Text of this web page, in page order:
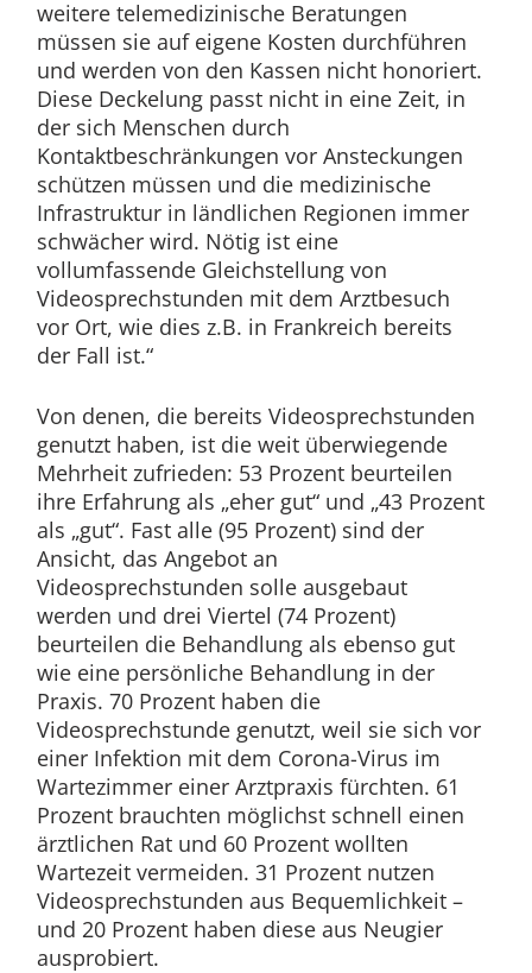
weitere telemedizinische Beratungen
müssen sie auf eigene Kosten durchführen
und werden von den Kassen nicht honoriert.
Diese Deckelung passt nicht in eine Zeit, in
der sich Menschen durch
Kontaktbeschränkungen vor Ansteckungen
schützen müssen und die medizinische
Infrastruktur in ländlichen Regionen immer
schwächer wird. Nötig ist eine
vollumfassende Gleichstellung von
Videosprechstunden mit dem Arztbesuch
vor Ort, wie dies z.B. in Frankreich bereits
der Fall ist.“
Von denen, die bereits Videosprechstunden
genutzt haben, ist die weit überwiegende
Mehrheit zufrieden: 53 Prozent beurteilen
ihre Erfahrung als „eher gut“ und „43 Prozent
als „gut“. Fast alle (95 Prozent) sind der
Ansicht, das Angebot an
Videosprechstunden solle ausgebaut
werden und drei Viertel (74 Prozent)
beurteilen die Behandlung als ebenso gut
wie eine persönliche Behandlung in der
Praxis. 70 Prozent haben die
Videosprechstunde genutzt, weil sie sich vor
einer Infektion mit dem Corona-Virus im
Wartezimmer einer Arztpraxis fürchten. 61
Prozent brauchten möglichst schnell einen
ärztlichen Rat und 60 Prozent wollten
Wartezeit vermeiden. 31 Prozent nutzen
Videosprechstunden aus Bequemlichkeit –
und 20 Prozent haben diese aus Neugier
ausprobiert.